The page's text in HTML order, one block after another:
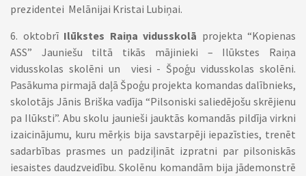
prezidentei Melānijai Kristai Lubiņai.
6. oktobrī Ilūkstes Raiņa vidusskolā projekta “Kopienas
ASS” Jauniešu tiltā tikās mājinieki – Ilūkstes Raiņa
vidusskolas skolēni un viesi - Špoģu vidusskolas skolēni.
Pasākuma pirmajā daļā Špoģu projekta komandas dalībnieks,
skolotājs Jānis Briška vadīja “Pilsoniski saliedējošu skrējienu
pa Ilūksti”. Abu skolu jaunieši jauktās komandās pildīja virkni
izaicinājumu, kuru mērķis bija savstarpēji iepazīsties, trenēt
sadarbības prasmes un padziļināt izpratni par pilsoniskās
iesaistes daudzveidību. Skolēnu komandām bija jādemonstrē